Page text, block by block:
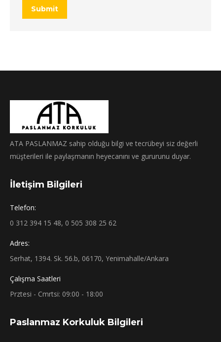
Submit
ATA PASLANMAZ sahip olduğu bilgi ve tecrübeyi siz değerli
müşterileri ile paylaşmanın heyecanını ve gururunu duyar.
İletişim Bilgileri
Telefon:
0 312 394 15 48, 0 505 308 25 62
Adres:
Serhat, 1394. Sk. 56.b, 06170, Yenimahalle/Ankara
Çalışma Saatleri
Prztesi - Cmrtsi: 09:00 - 18:00
Paslanmaz Korkuluk Bilgileri